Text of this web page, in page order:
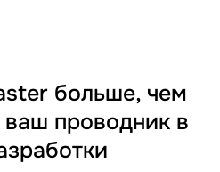
больше, чем
проводник в